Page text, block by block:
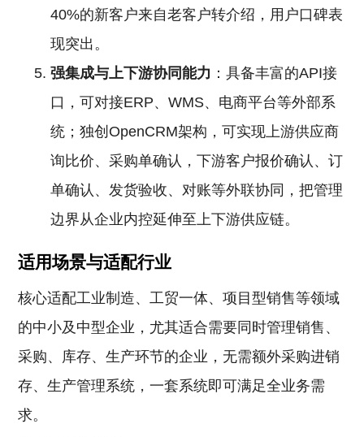
40%的新客户来自老客户转介绍，用户口碑表
现突出。
强集成与上下游协同能力 ：具备丰富的API接
口，可对接ERP、WMS、电商平台等外部系
统；独创OpenCRM架构，可实现上游供应商
询比价、采购单确认，下游客户报价确认、订
单确认、发货验收、对账等外联协同，把管理
边界从企业内控延伸至上下游供应链。
适用场景与适配行业
核心适配工业制造、工贸一体、项目型销售等领域
的中小及中型企业，尤其适合需要同时管理销售、
采购、库存、生产环节的企业，无需额外采购进销
存、生产管理系统，一套系统即可满足全业务需
求。